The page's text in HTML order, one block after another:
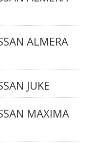
ALMERA
JUKE
MAXIMA